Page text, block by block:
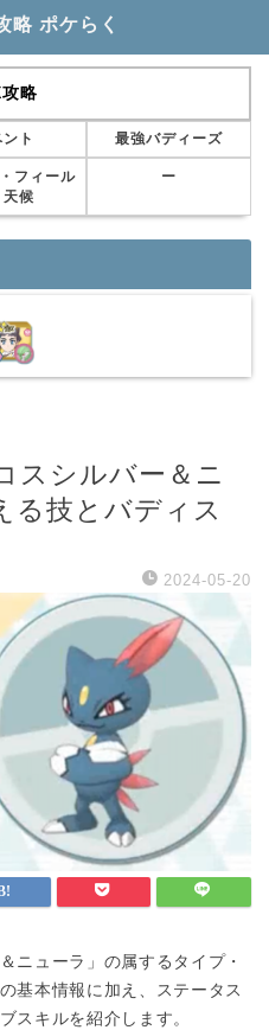
略 ポケらく
略
ト 最強バディーズ
フィール
天候
ー
スシルバー＆ニ
る技とバディス
2024-05-20
ニューラ」の属するタイプ・
基本情報に加え、ステータス
スキルを紹介します。